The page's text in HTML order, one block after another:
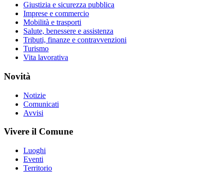
Giustizia e sicurezza pubblica
Imprese e commercio
Mobilità e trasporti
Salute, benessere e assistenza
Tributi, finanze e contravvenzioni
Turismo
Vita lavorativa
Novità
Notizie
Comunicati
Avvisi
Vivere il Comune
Luoghi
Eventi
Territorio